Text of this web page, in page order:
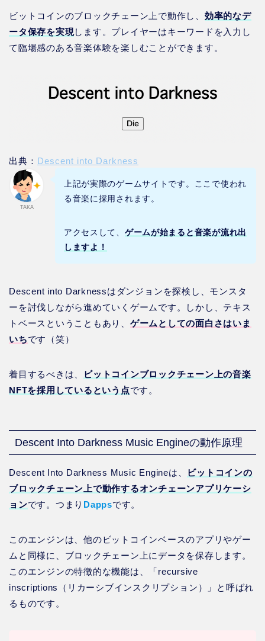
ビットコインのブロックチェーン上で動作し、 効率的なデ
ータ保存を実現します。プレイヤーはキーワードを入力し
て臨場感のある音楽体験を楽しむことができます。
出典： Descent into Darkness
TAKA
上記が実際のゲームサイトです。ここで使われ
る音楽に採用されます。
アクセスして、 ゲームが始まると音楽が流れ出
しますよ！
Descent into Darknessはダンジョンを探検し、モンスタ
ーを討伐しながら進めていくゲームです。しかし、テキス
トベースということもあり、 ゲームとしての面白さはいま
いちです（笑）
着目するべきは、
ビットコインブロックチェーン上の音楽
NFTを採用しているという点です。
Descent Into Darkness Music Engineの動作原理
Descent Into Darkness Music Engineは、 ビットコインの
ブロックチェーン上で動作するオンチェーンアプリケーシ
ョンです。つまり Dappsです。
このエンジンは、他のビットコインベースのアプリやゲー
ムと同様に、ブロックチェーン上にデータを保存します。
このエンジンの特徴的な機能は、「recursive
inscriptions（リカーシブインスクリプション）」と呼ばれ
るものです。